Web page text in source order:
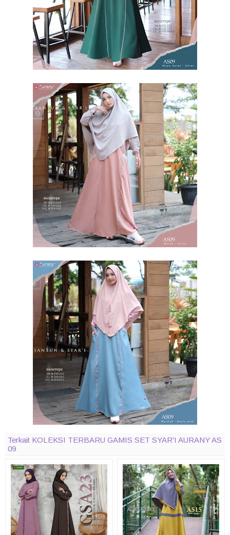
Terkait KOLEKSI TERBARU GAMIS SET SYAR'I AURANY AS
09